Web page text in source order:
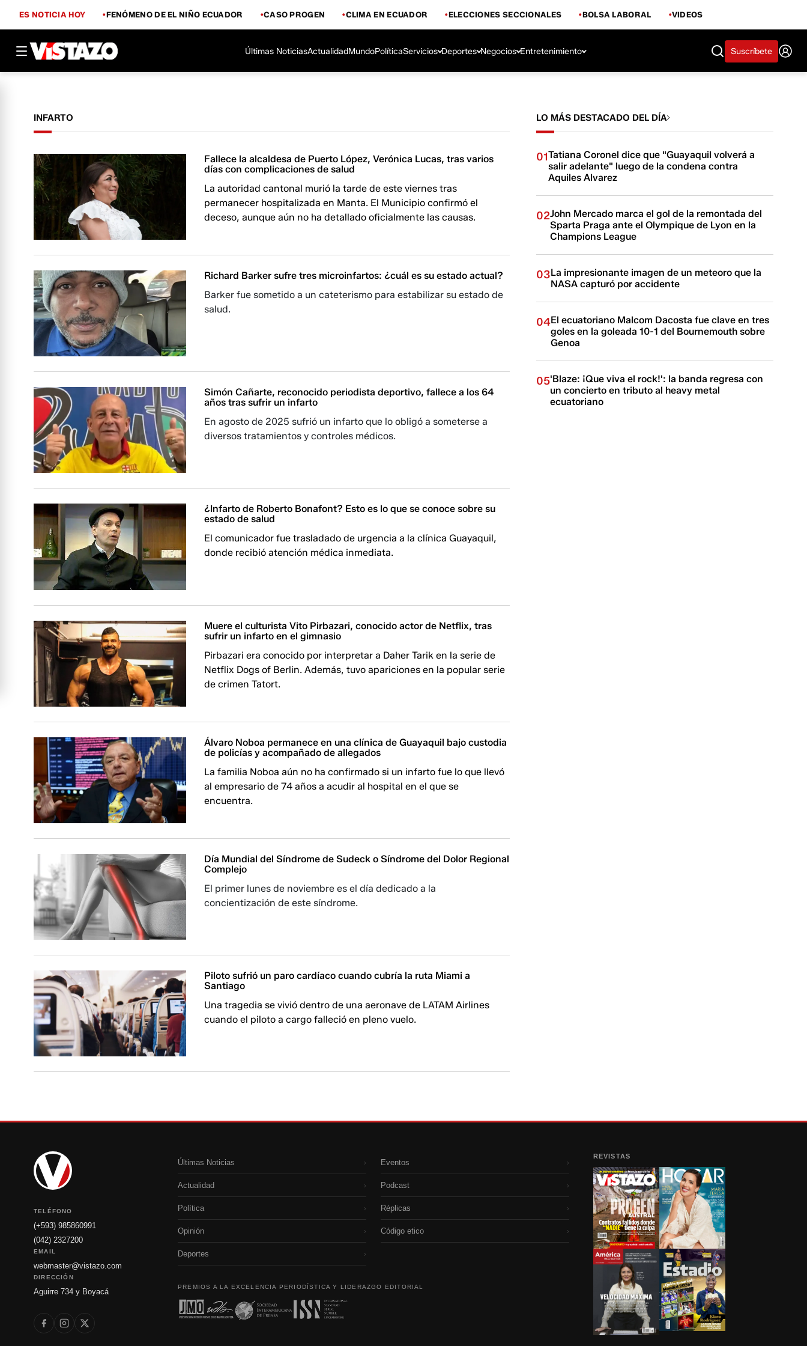
ES NOTICIA HOY FENÓMENO DE EL NIÑO ECUADOR CASO PROGEN CLIMA EN ECUADOR ELECCIONES SECCIONALES BOLSA LABORAL VIDEOS
Últimas NoticiasActualidadMundoPolíticaServicios Deportes Negocios Entretenimiento Suscríbete
INFARTO
Fallece la alcaldesa de Puerto López, Verónica Lucas, tras varios
días con complicaciones de salud
La autoridad cantonal murió la tarde de este viernes tras
permanecer hospitalizada en Manta. El Municipio confirmó el
deceso, aunque aún no ha detallado oficialmente las causas.
Richard Barker sufre tres microinfartos: ¿cuál es su estado actual?
Barker fue sometido a un cateterismo para estabilizar su estado de
salud.
Simón Cañarte, reconocido periodista deportivo, fallece a los 64
años tras sufrir un infarto
En agosto de 2025 sufrió un infarto que lo obligó a someterse a
diversos tratamientos y controles médicos.
¿Infarto de Roberto Bonafont? Esto es lo que se conoce sobre su
estado de salud
El comunicador fue trasladado de urgencia a la clínica Guayaquil,
donde recibió atención médica inmediata.
Muere el culturista Vito Pirbazari, conocido actor de Netflix, tras
sufrir un infarto en el gimnasio
Pirbazari era conocido por interpretar a Daher Tarik en la serie de
Netflix Dogs of Berlin. Además, tuvo apariciones en la popular serie
de crimen Tatort.
Álvaro Noboa permanece en una clínica de Guayaquil bajo custodia
de policías y acompañado de allegados
La familia Noboa aún no ha confirmado si un infarto fue lo que llevó
al empresario de 74 años a acudir al hospital en el que se
encuentra.
Día Mundial del Síndrome de Sudeck o Síndrome del Dolor Regional
Complejo
El primer lunes de noviembre es el día dedicado a la
concientización de este síndrome.
Piloto sufrió un paro cardíaco cuando cubría la ruta Miami a
Santiago
Una tragedia se vivió dentro de una aeronave de LATAM Airlines
cuando el piloto a cargo falleció en pleno vuelo.
LO MÁS DESTACADO DEL DÍA
01Tatiana Coronel dice que "Guayaquil volverá a
salir adelante" luego de la condena contra
Aquiles Alvarez
02John Mercado marca el gol de la remontada del
Sparta Praga ante el Olympique de Lyon en la
Champions League
03La impresionante imagen de un meteoro que la
NASA capturó por accidente
04El ecuatoriano Malcom Dacosta fue clave en tres
goles en la goleada 10-1 del Bournemouth sobre
Genoa
05'Blaze: ¡Que viva el rock!': la banda regresa con
un concierto en tributo al heavy metal
ecuatoriano
TELÉFONO
(+593) 985860991
(042) 2327200
EMAIL
webmaster@vistazo.com
DIRECCIÓN
Aguirre 734 y Boyacá
Últimas Noticias ›
Actualidad ›
Política ›
Opinión ›
Deportes ›
Eventos ›
Podcast ›
Réplicas ›
Código etico ›
PREMIOS A LA EXCELENCIA PERIODÍSTICA Y LIDERAZGO EDITORIAL
REVISTAS